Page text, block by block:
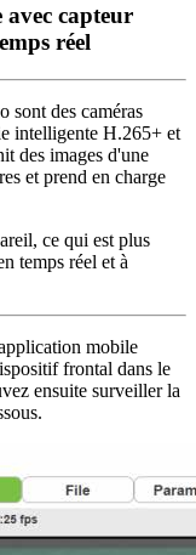
capteur
réel
sont des caméras
intelligente H.265+ et
des images d'une
et prend en charge
ce qui est plus
temps réel et à
mobile
frontal dans le
ensuite surveiller la